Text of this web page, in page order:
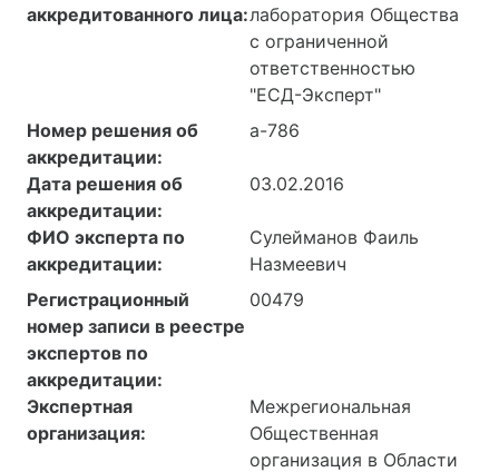
аккредитованного лица:лаборатория Общества
с ограниченной
ответственностью
"ЕСД-Эксперт"
Номер решения об
аккредитации:
а-786
Дата решения об
аккредитации:
03.02.2016
ФИО эксперта по
аккредитации:
Сулейманов Фаиль
Назмеевич
Регистрационный
номер записи в реестре
экспертов по
аккредитации:
00479
Экспертная
организация:
Межрегиональная
Общественная
организация в Области